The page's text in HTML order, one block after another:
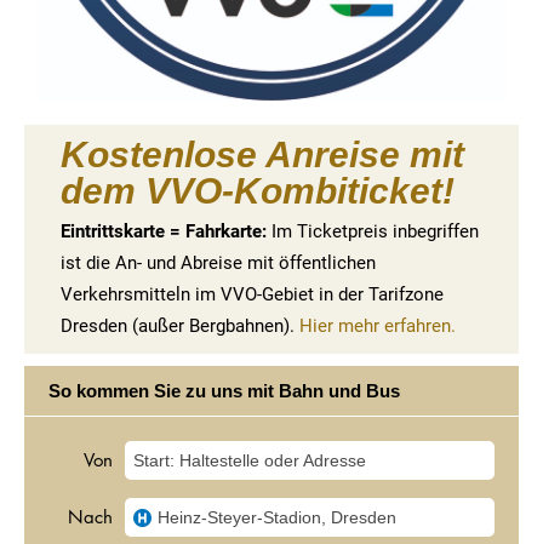
Kostenlose Anreise mit
dem VVO-Kombiticket!
Eintrittskarte = Fahrkarte:Im Ticketpreis inbegriffen
ist die An- und Abreise mit öffentlichen
Verkehrsmitteln im VVO-Gebiet in der Tarifzone
Dresden (außer Bergbahnen). Hier mehr erfahren.